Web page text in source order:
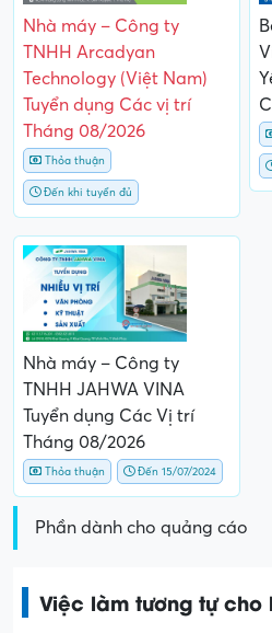
Nhà máy – Công ty
TNHH Arcadyan
Technology (Việt Nam)
Tuyển dụng Các vị trí
Tháng 08/2026
Thỏa thuận
Đến khi tuyển đủ
Nhà máy – Công ty
TNHH JAHWA VINA
Tuyển dụng Các Vị trí
Tháng 08/2026
Thỏa thuận Đến 15/07/2024
Phần dành cho quảng cáo
Việc làm tương tự cho